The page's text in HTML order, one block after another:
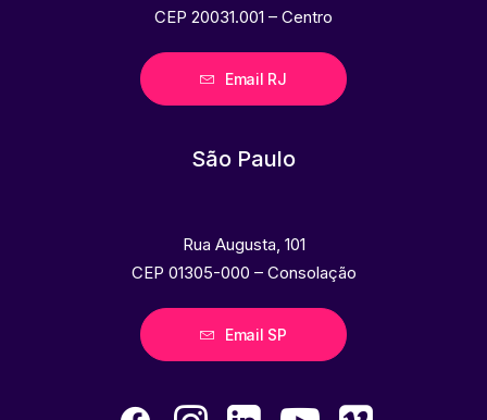
CEP 20031.001 – Centro
Email RJ
São Paulo
Rua Augusta, 101
CEP 01305-000 – Consolação
Email SP